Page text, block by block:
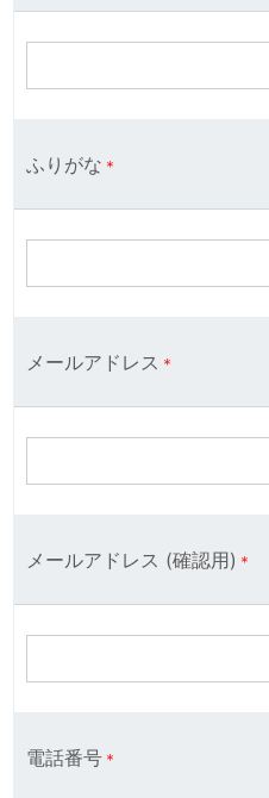
ふりがな ＊
メールアドレス ＊
メールアドレス (確認用) ＊
電話番号 ＊